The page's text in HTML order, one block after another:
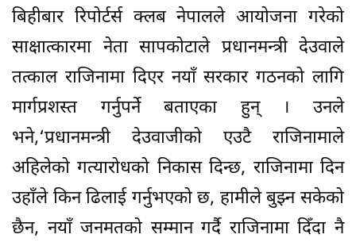
बिहीबार रिपोर्टर्स क्लब नेपालले आयोजना गरेको
साक्षात्कारमा नेता सापकोटाले प्रधानमन्त्री देउवाले
तत्काल राजिनामा दिएर नयाँ सरकार गठनको लागि
मार्गप्रशस्त गर्नुपर्ने बताएका हुन् । उनले
भने,‘प्रधानमन्त्री देउवाजीको एउटै राजिनामाले
अहिलेको गत्यारोधको निकास दिन्छ, राजिनामा दिन
उहाँले किन ढिलाई गर्नुभएको छ, हामीले बुझ्न सकेको
छैन, नयाँ जनमतको सम्मान गर्दै राजिनामा दिँदा नै